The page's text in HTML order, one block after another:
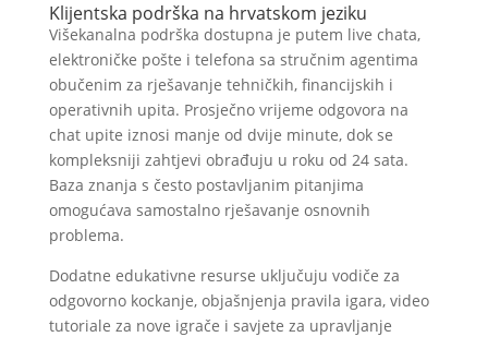
Klijentska podrška na hrvatskom jeziku
Višekanalna podrška dostupna je putem live chata,
elektroničke pošte i telefona sa stručnim agentima
obučenim za rješavanje tehničkih, financijskih i
operativnih upita. Prosječno vrijeme odgovora na
chat upite iznosi manje od dvije minute, dok se
kompleksniji zahtjevi obrađuju u roku od 24 sata.
Baza znanja s često postavljanim pitanjima
omogućava samostalno rješavanje osnovnih
problema.
Dodatne edukativne resurse uključuju vodiče za
odgovorno kockanje, objašnjenja pravila igara, video
tutoriale za nove igrače i savjete za upravljanje